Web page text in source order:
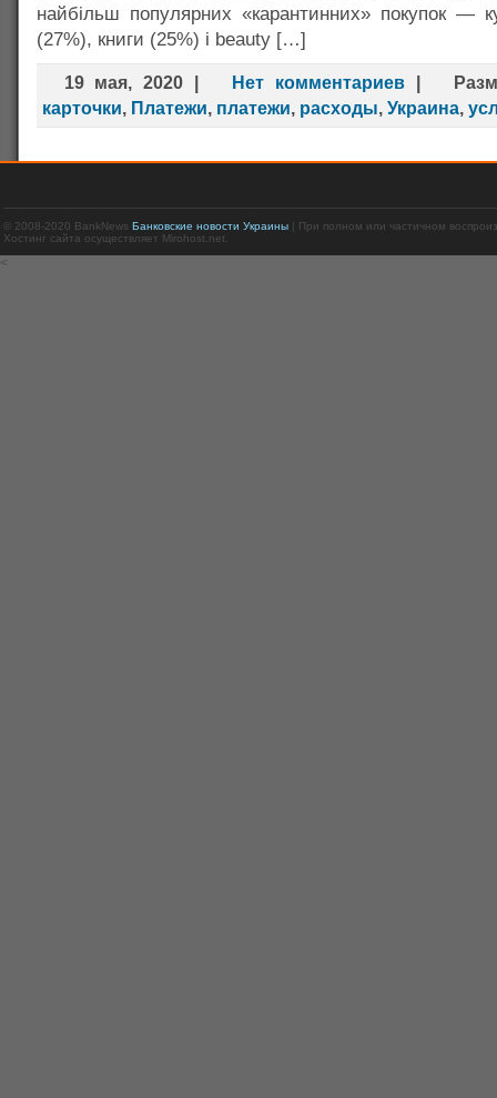
найбільш популярних «карантинних» покупок —
(27%), книги (25%) і beauty […]
19 мая, 2020 Нет комментариев
карточки, Платежи, платежи, расходы, Украина,
© 2008-2020 BankNews Банковские новости Украины| При полном или частичном
Хостинг сайта осуществляет Mirohost.net.
<